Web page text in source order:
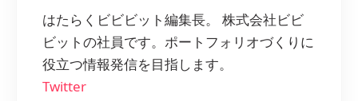
はたらくビビビット編集長。 株式会社ビビ
ビットの社員です。ポートフォリオづくりに
役立つ情報発信を目指します。
Twitter